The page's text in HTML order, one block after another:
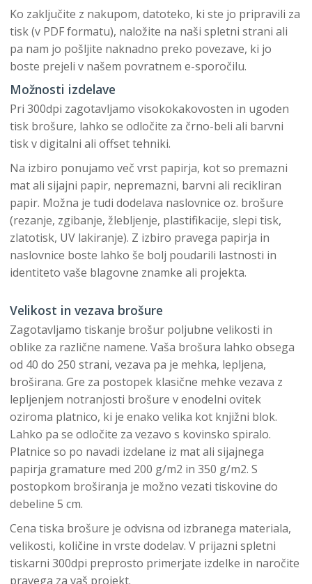
Ko zaključite z nakupom, datoteko, ki ste jo pripravili za
tisk (v PDF formatu), naložite na naši spletni strani ali
pa nam jo pošljite naknadno preko povezave, ki jo
boste prejeli v našem povratnem e-sporočilu.
Možnosti izdelave
Pri 300dpi zagotavljamo visokokakovosten in ugoden
tisk brošure, lahko se odločite za črno-beli ali barvni
tisk v digitalni ali offset tehniki.
Na izbiro ponujamo več vrst papirja, kot so premazni
mat ali sijajni papir, nepremazni, barvni ali recikliran
papir. Možna je tudi dodelava naslovnice oz. brošure
(rezanje, zgibanje, žlebljenje, plastifikacije, slepi tisk,
zlatotisk, UV lakiranje). Z izbiro pravega papirja in
naslovnice boste lahko še bolj poudarili lastnosti in
identiteto vaše blagovne znamke ali projekta.
Velikost in vezava brošure
Zagotavljamo tiskanje brošur poljubne velikosti in
oblike za različne namene. Vaša brošura lahko obsega
od 40 do 250 strani, vezava pa je mehka, lepljena,
broširana. Gre za postopek klasične mehke vezava z
lepljenjem notranjosti brošure v enodelni ovitek
oziroma platnico, ki je enako velika kot knjižni blok.
Lahko pa se odločite za vezavo s kovinsko spiralo.
Platnice so po navadi izdelane iz mat ali sijajnega
papirja gramature med 200 g/m2 in 350 g/m2. S
postopkom broširanja je možno vezati tiskovine do
debeline 5 cm.
Cena tiska brošure je odvisna od izbranega materiala,
velikosti, količine in vrste dodelav. V prijazni spletni
tiskarni 300dpi preprosto primerjate izdelke in naročite
pravega za vaš projekt.